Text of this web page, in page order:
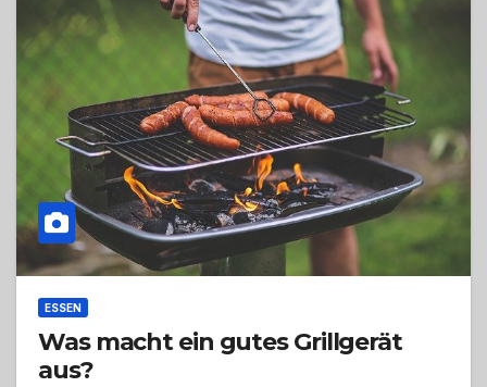
ESSEN
Was macht ein gutes Grillgerät
aus?